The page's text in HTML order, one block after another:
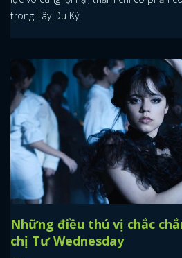
trong Tây Du Ký.
Những điều thú vị chắc
chị Tư Wednesday